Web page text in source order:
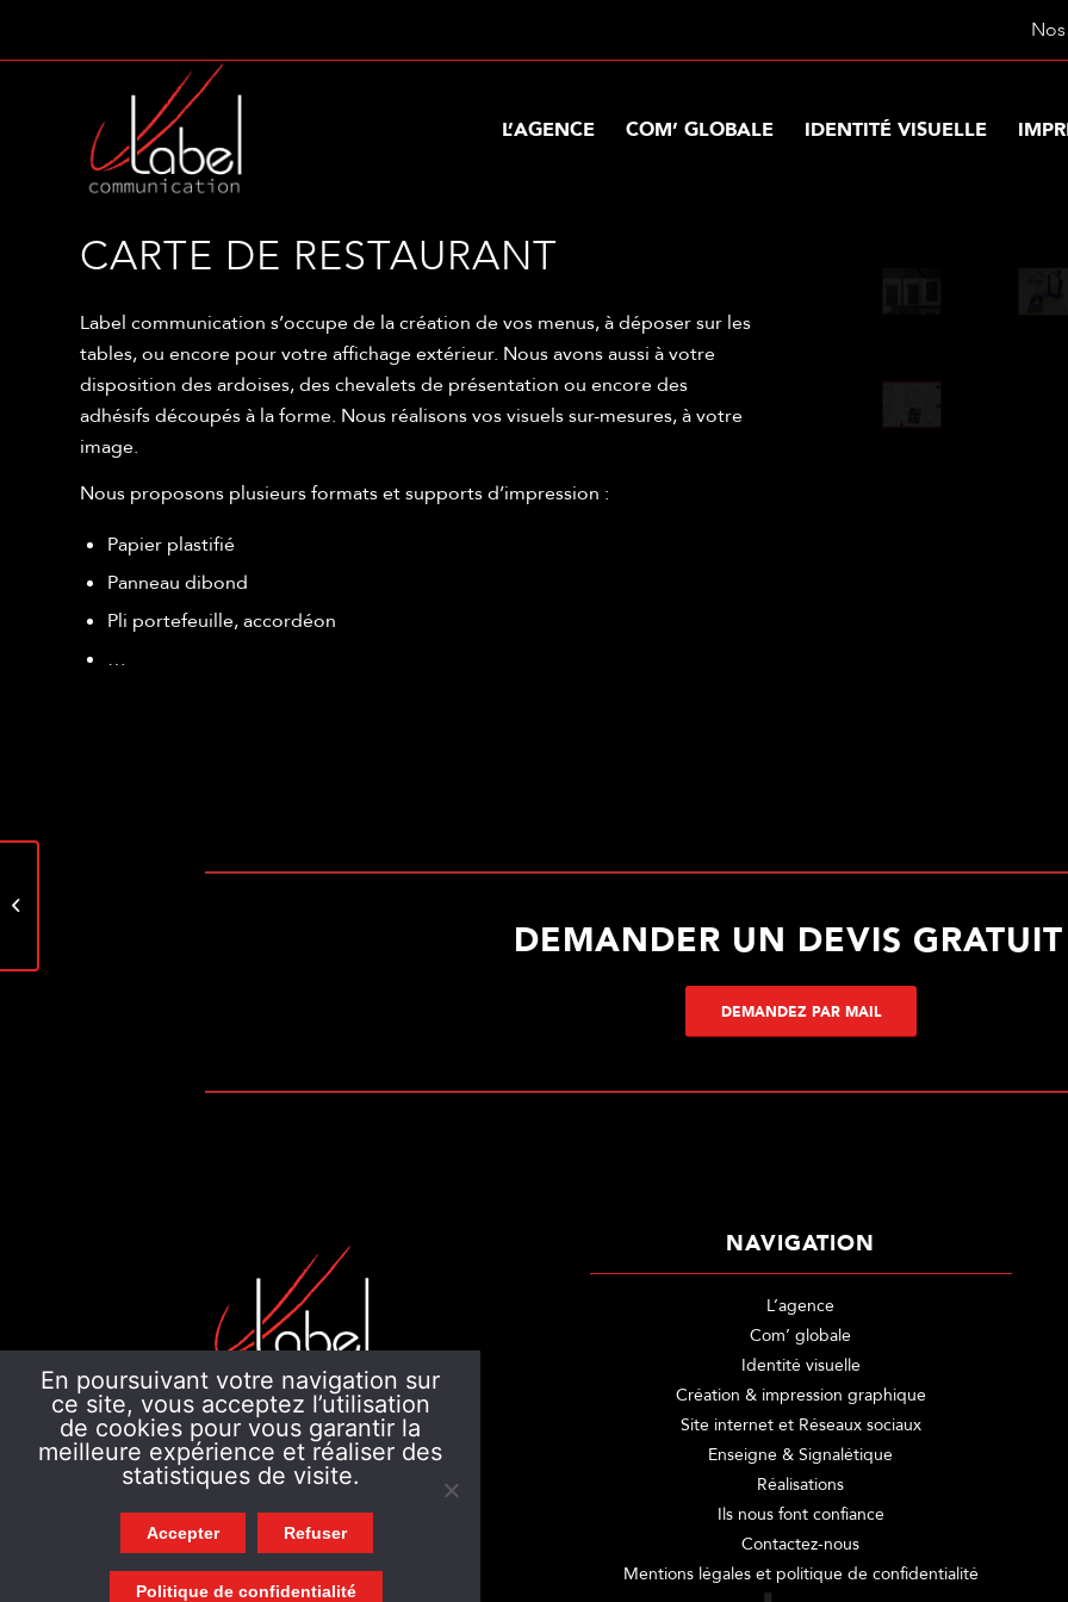
L’AGENCE COM’ GLOBALE IDENTITÉ VISUELLE
CARTE DE RESTAURANT
Label communication s’occupe de la création de vos menus, à déposer sur les
tables, ou encore pour votre affichage extérieur. Nous avons aussi à votre
disposition des ardoises, des chevalets de présentation ou encore des
adhésifs découpés à la forme. Nous réalisons vos visuels sur-mesures, à votre
image.
Nous proposons plusieurs formats et supports d’impression :
Papier plastifié
Panneau dibond
Pli portefeuille, accordéon
…
DEMANDER UN DEVIS
DEMANDEZ PAR MAIL
4 Rue Albert Londres
44300 NANTES
Tél. : 02 55 58 44 71
Ouvert du Lundi au Jeudi :
08:30 - 13:00 / 14:00 - 17:00
NAVIGATION
L’agence
Com’ globale
Identité visuelle
Création & impression graphique
Site internet et Réseaux sociaux
Enseigne & Signalétique
Réalisations
Ils nous font confiance
Contactez-nous
Mentions légales et politique de confidentialité
En poursuivant votre navigation sur
ce site, vous acceptez l’utilisation
de cookies pour vous garantir la
meilleure expérience et réaliser des
statistiques de visite.
Accepter Refuser
Politique de confidentialité